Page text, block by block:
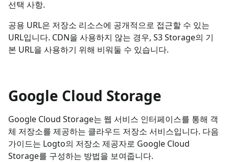
선택 사항.
공용 URL은 저장소 리소스에 공개적으로 접근할 수 있는
URL입니다. CDN을 사용하지 않는 경우, S3 Storage의 기
본 URL을 사용하기 위해 비워둘 수 있습니다.
Google Cloud Storage
Google Cloud Storage는 웹 서비스 인터페이스를 통해 객
체 저장소를 제공하는 클라우드 저장소 서비스입니다. 다음
가이드는 Logto의 저장소 제공자로 Google Cloud
Storage를 구성하는 방법을 보여줍니다.